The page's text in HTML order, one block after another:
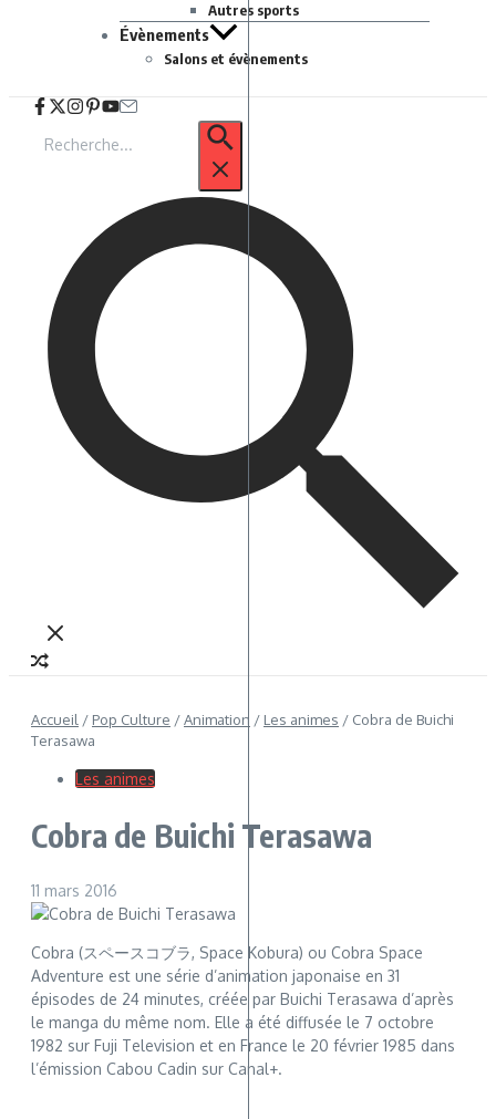
Autres sports
Évènements
Salons et évènements
pour
Accueil / Pop Culture /Animation / Les animes / Cobra de Buichi
Terasawa
Les animes
Cobra de Buichi Terasawa
11 mars 2016
Cobra (スペースコブラ, Space Kobura) ou Cobra Space
Adventure est une série d’animation japonaise en 31
épisodes de 24 minutes, créée par Buichi Terasawa d’après
le manga du même nom. Elle a été diffusée le 7 octobre
1982 sur Fuji Television et en France le 20 février 1985 dans
l’émission Cabou Cadin sur Canal+.